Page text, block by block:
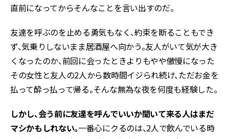
直前になってからそんなことを言い出すのだ。
友達を呼ぶのを止める勇気もなく、約束を断ることもでき
ず、気乗りしないまま居酒屋へ向かう。友人がいて気が大き
くなったのか、前回に会ったときよりもやや傲慢になった
その女性と友人の2人から数時間イジられ続け、ただお金を
払って酔っ払って帰る。そんな無為な夜を何度も経験した。
しかし、会う前に友達を呼んでいいか聞いて来る人はまだ
マシかもしれない。一番心にクるのは、2人で飲んでいる時